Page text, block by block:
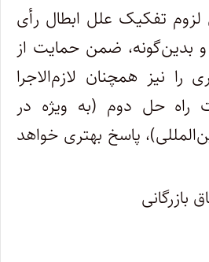
تفکیک علل ابطال رأی
و بدین‌گونه، ضمن حمایت از
را نیز همچنان لازم‌الاجرا
راه حل دوم (به ویژه در
پاسخ بهتری خواهد
بازرگانی